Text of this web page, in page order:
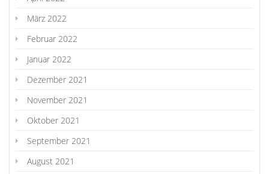
März 2022
Februar 2022
Januar 2022
Dezember 2021
November 2021
Oktober 2021
September 2021
August 2021